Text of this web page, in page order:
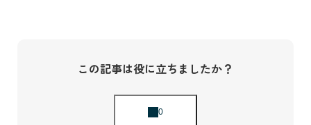
この記事は役に立ちましたか？